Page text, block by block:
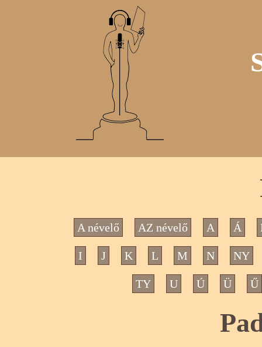
A névelő AZ névelő A Á
I J K L M N NY
TY U Ú Ü Ű